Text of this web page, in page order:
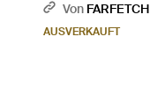
Von FARFETCH
AUSVERKAUFT